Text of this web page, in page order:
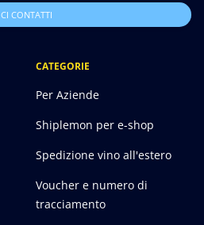
CI CONTATTI
CATEGORIE
Per Aziende
Shiplemon per e-shop
Spedizione vino all'estero
Voucher e numero di
tracciamento